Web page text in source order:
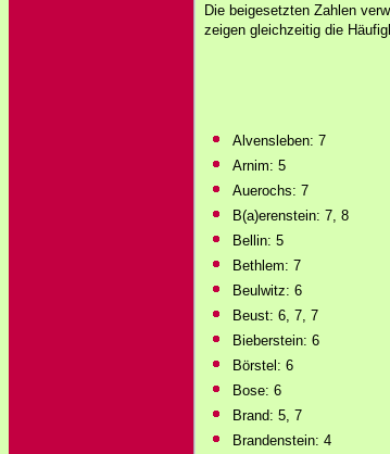
Die beigesetzten Zahlen
zeigen gleichzeitig die
Alvensleben: 7
Arnim: 5
Auerochs: 7
B(a)erenstein: 7, 8
Bellin: 5
Bethlem: 7
Beulwitz: 6
Beust: 6, 7, 7
Bieberstein: 6
Börstel: 6
Bose: 6
Brand: 5, 7
Brandenstein: 4